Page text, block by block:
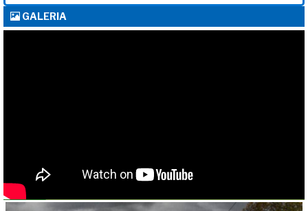
GALERIA